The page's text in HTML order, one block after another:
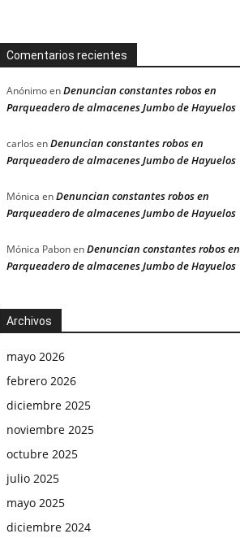
Comentarios recientes
AnónimoenDenuncian constantes robos en
Parqueadero de almacenes Jumbo de Hayuelos
carlos enDenuncian constantes robos en
Parqueadero de almacenes Jumbo de Hayuelos
Mónica enDenuncian constantes robos en
Parqueadero de almacenes Jumbo de Hayuelos
Mónica PabonenDenuncian constantes robos en
Parqueadero de almacenes Jumbo de Hayuelos
Archivos
mayo 2026
febrero 2026
diciembre 2025
noviembre 2025
octubre 2025
julio 2025
mayo 2025
diciembre 2024